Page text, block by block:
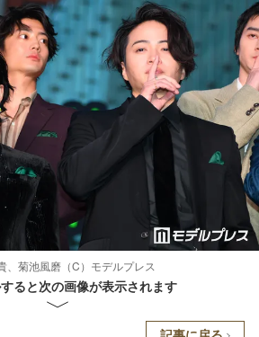
、菊池風磨（C）モデルプレス
ると次の画像が表示されます